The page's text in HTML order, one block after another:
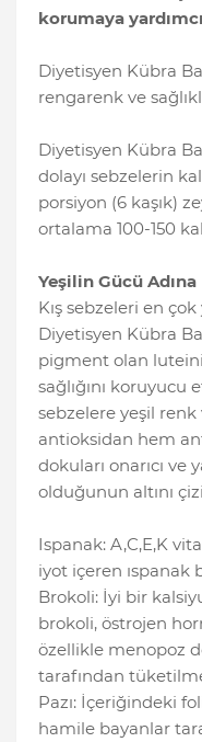
korumaya
Diyetisyen Kübra
rengarenk ve
Diyetisyen Kübra
dolayı sebzelerin
porsiyon (6 kaşık)
ortalama 100-150
Yeşilin Gücü Adına
Kış sebzeleri en
Diyetisyen Kübra
pigment olan
sağlığını
sebzelere yeşil
antioksidan hem
dokuları onarıcı
olduğunun altını
Ispanak: A,C,E,K
iyot içeren
Brokoli: İyi bir
brokoli, östrojen
özellikle menopoz
tarafından
Pazı: İçeriğindeki
hamile bayanlar